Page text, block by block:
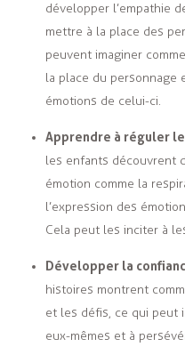
développer l’empathie
mettre à la place des
peuvent imaginer
la place du personnage
émotions de celui-ci.
Apprendre à réguler
les enfants découvrent
émotion comme la
l’expression des
Cela peut les inciter à
Développer la
histoires montrent
et les défis, ce qui peut
eux-mêmes et à